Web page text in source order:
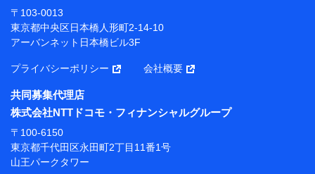
当社または株式会社NTTドコモ・フィナンシャルグルー
プが提供する保険関連サービスにおけるユーザー登録受
付および管理のため
当社または株式会社NTTドコモ・フィナンシャルグルー
携会社の保険その他に関する情報を提供するため、また
維持管理等の委託業務遂行のため、またそれらに付帯、
関連する当社または株式会社NTTドコモ・フィナンシャ
ルグループおよび提携会社のサービスを案内、提供する
ため
（各サービスで取得したサービス利用履歴、ウェブサイ
トの閲覧履歴、購買履歴、ご契約内容等のパーソナルデ
ータを分析して、お客さまの趣味・嗜好・傾向に応じた
〒103-0013
東京都中央区日本橋人形町2-14-10
アーバンネット日本橋ビル3F
プライバシーポリシー 会社概要
共同募集代理店
株式会社NTTドコモ・フィナンシャルグループ
〒100-6150
東京都千代田区永田町2丁目11番1号
山王パークタワー